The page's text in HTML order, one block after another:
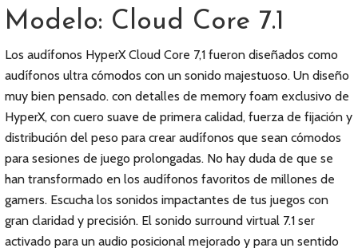
Modelo: Cloud Core 7.1
Los audífonos HyperX Cloud Core 7,1 fueron diseñados como
audífonos ultra cómodos con un sonido majestuoso. Un diseño
muy bien pensado. con detalles de memory foam exclusivo de
HyperX, con cuero suave de primera calidad, fuerza de fijación y
distribución del peso para crear audífonos que sean cómodos
para sesiones de juego prolongadas. No hay duda de que se
han transformado en los audífonos favoritos de millones de
gamers. Escucha los sonidos impactantes de tus juegos con
gran claridad y precisión. El sonido surround virtual 7.1 ser
activado para un audio posicional mejorado y para un sentido